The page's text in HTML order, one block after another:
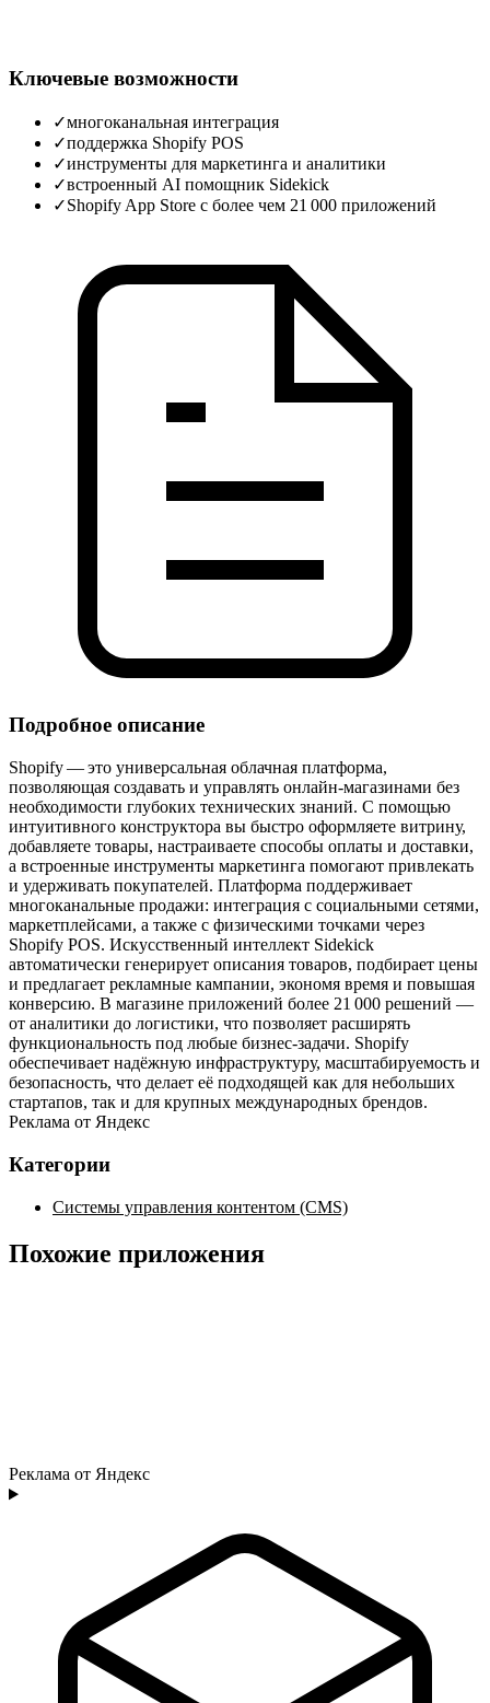
Ключевые возможности
✓многоканальная интеграция
✓поддержка Shopify POS
✓инструменты для маркетинга и аналитики
✓встроенный AI помощник Sidekick
✓Shopify App Store с более чем 21 000 приложений
Подробное описание
Shopify — это универсальная облачная платформа,
позволяющая создавать и управлять онлайн‑магазинами без
необходимости глубоких технических знаний. С помощью
интуитивного конструктора вы быстро оформляете витрину,
добавляете товары, настраиваете способы оплаты и доставки,
а встроенные инструменты маркетинга помогают привлекать
и удерживать покупателей. Платформа поддерживает
многоканальные продажи: интеграция с социальными сетями,
маркетплейсами, а также с физическими точками через
Shopify POS. Искусственный интеллект Sidekick
автоматически генерирует описания товаров, подбирает цены
и предлагает рекламные кампании, экономя время и повышая
конверсию. В магазине приложений более 21 000 решений —
от аналитики до логистики, что позволяет расширять
функциональность под любые бизнес‑задачи. Shopify
обеспечивает надёжную инфраструктуру, масштабируемость и
безопасность, что делает её подходящей как для небольших
стартапов, так и для крупных международных брендов.
Реклама от Яндекс
Категории
Системы управления контентом (CMS)
Похожие приложения
Реклама от Яндекс